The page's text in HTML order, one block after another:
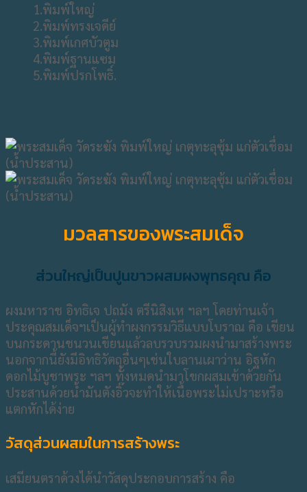
1.พิมพ์ใหญ่
2.พิมพ์ทรงเจดีย์
3.พิมพ์เกศบัวตูม
4.พิมพ์ฐานแซม
5.พิมพ์ปรกโพธิ์.
มวลสารของพระสมเด็จ
ส่วนใหญ่เป็นปูนขาวผสมผงพุทธคุณ คือ
ผงมหาราช อิทธิเจ ปถมัง ตรีนิสิงเห ฯลฯ โดยท่านเจ้า
ประคุณสมเด็จฯเป็นผู้ทำผงกรรมวิธีแบบโบราณ คือ เขียน
บนกระดานชนวนเขียนแล้วลบรวบรวมผงนำมาสร้างพระ
นอกจากนี้ยังมีอิทธิวัตถุอื่นๆเช่นใบลานเผาว่าน อิฐหัก
ดอกไม้บูชาพระ ฯลฯ ทั้งหมดนำมาโขกผสมเข้าด้วยกัน
ประสานด้วยน้ำมันตังอิ๊วจะทำให้เนื้อพระไม่เปราะหรือ
แตกหักได้ง่าย
วัสดุส่วนผสมในการสร้างพระ
เสมียนตราด้วงได้นำวัสดุประกอบการสร้าง คือ